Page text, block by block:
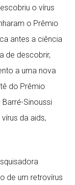
o vírus
o Prêmio
antes a ciência
de descobrir,
a uma nova
do Prêmio
Sinoussi
da aids,
de um retrovírus